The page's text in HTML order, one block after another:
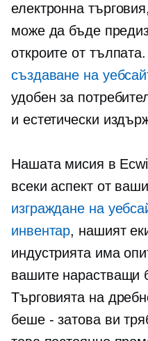
електронна
може да бъде
откроите от
създаване на
удобен за
и естетически
Нашата мисия в
всеки аспект от
изграждане на
инвентар, нашият
индустрията има
вашите нарастващи
Търговията на
беше - затова ви